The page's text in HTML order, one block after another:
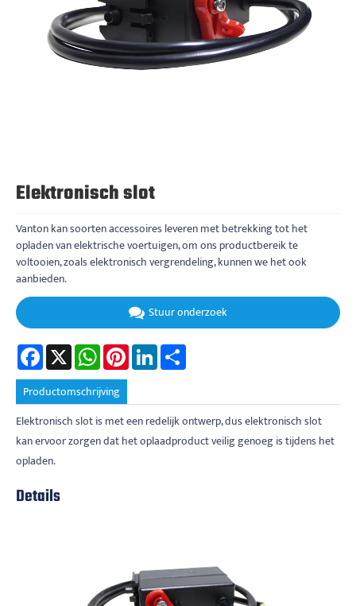
Elektronisch slot
Vanton kan soorten accessoires leveren met betrekking tot het
opladen van elektrische voertuigen, om ons productbereik te
voltooien, zoals elektronisch vergrendeling, kunnen we het ook
aanbieden.
Stuur onderzoek
Facebook
X WhatsAppPinterestLinkedIn
Productomschrijving
Elektronisch slot is met een redelijk ontwerp, dus elektronisch slot
kan ervoor zorgen dat het oplaadproduct veilig genoeg is tijdens het
opladen.
Details